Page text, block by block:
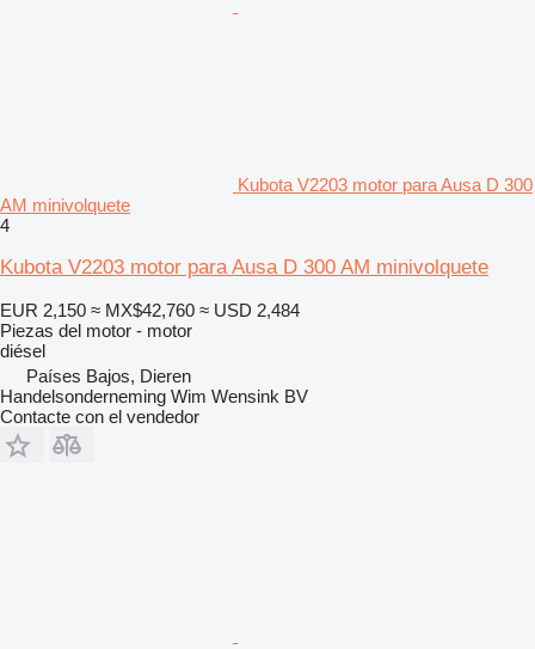
Kubota V2203 motor para Ausa D 300
AM minivolquete
4
Kubota V2203 motor para Ausa D 300 AM minivolquete
EUR 2,150 ≈ MX$42,760 ≈ USD 2,484
Piezas del motor - motor
diésel
Países Bajos, Dieren
Handelsonderneming Wim Wensink BV
Contacte con el vendedor